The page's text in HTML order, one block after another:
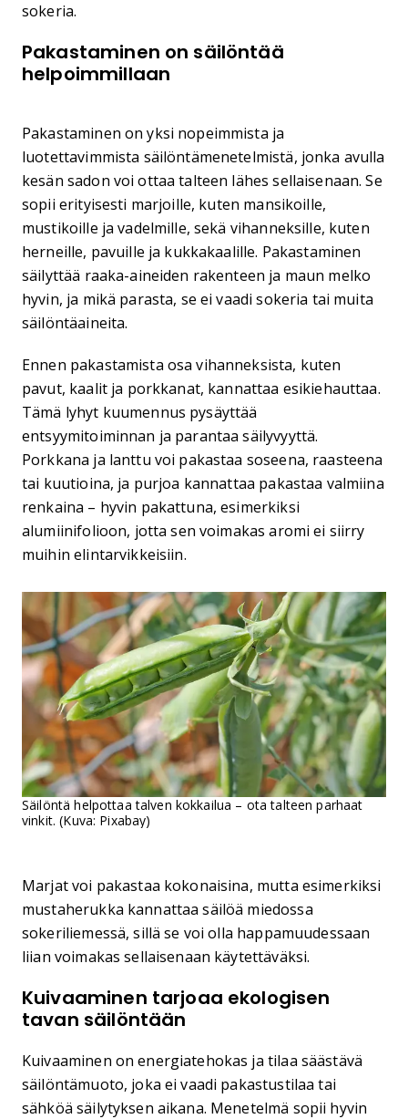
sokeria.
Pakastaminen on säilöntää
helpoimmillaan
Pakastaminen on yksi nopeimmista ja
luotettavimmista säilöntämenetelmistä, jonka avulla
kesän sadon voi ottaa talteen lähes sellaisenaan. Se
sopii erityisesti marjoille, kuten mansikoille,
mustikoille ja vadelmille, sekä vihanneksille, kuten
herneille, pavuille ja kukkakaalille. Pakastaminen
säilyttää raaka-aineiden rakenteen ja maun melko
hyvin, ja mikä parasta, se ei vaadi sokeria tai muita
säilöntäaineita.
Ennen pakastamista osa vihanneksista, kuten
pavut, kaalit ja porkkanat, kannattaa esikiehauttaa.
Tämä lyhyt kuumennus pysäyttää
entsyymitoiminnan ja parantaa säilyvyyttä.
Porkkana ja lanttu voi pakastaa soseena, raasteena
tai kuutioina, ja purjoa kannattaa pakastaa valmiina
renkaina – hyvin pakattuna, esimerkiksi
alumiinifolioon, jotta sen voimakas aromi ei siirry
muihin elintarvikkeisiin.
Säilöntä helpottaa talven kokkailua – ota talteen parhaat
vinkit. (Kuva: Pixabay)
Marjat voi pakastaa kokonaisina, mutta esimerkiksi
mustaherukka kannattaa säilöä miedossa
sokeriliemessä, sillä se voi olla happamuudessaan
liian voimakas sellaisenaan käytettäväksi.
Kuivaaminen tarjoaa ekologisen
tavan säilöntään
Kuivaaminen on energiatehokas ja tilaa säästävä
säilöntämuoto, joka ei vaadi pakastustilaa tai
sähköä säilytyksen aikana. Menetelmä sopii hyvin